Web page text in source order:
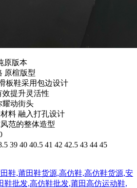
原版本
原楦版型
板鞋采用包边设计
提升灵活性
耀动街头
料 融入打孔设计
范的整体造型
39 40 40.5 41 42 42.5 43 44 45
鞋,莆田鞋货源,高仿鞋,高仿鞋货源,安
鞋批发,高仿鞋批发,莆田高仿运动鞋,